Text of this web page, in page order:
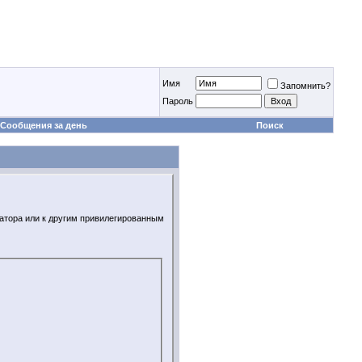
Имя
Запомнить?
Пароль
Сообщения за день Поиск
или к другим привилегированным